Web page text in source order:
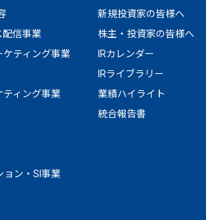
配信事業
ケティング事業
ティング事業
ョン・SI事業
新規投資家の皆様へ
株主・投資家の皆様へ
IRカレンダー
IRライブラリー
業績ハイライト
統合報告書